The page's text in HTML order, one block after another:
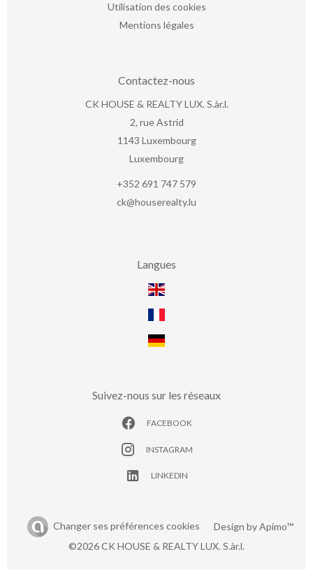
Utilisation des cookies
Mentions légales
Contactez-nous
CK HOUSE & REALTY LUX. S.àr.l.
2, rue Astrid
1143 Luxembourg
Luxembourg
+352 691 747 579
ck@houserealty.lu
Langues
Suivez-nous sur les réseaux
FACEBOOK
INSTAGRAM
LINKEDIN
Changer ses préférences cookies Design byApimo™
©2026 CK HOUSE & REALTY LUX. S.àr.l.